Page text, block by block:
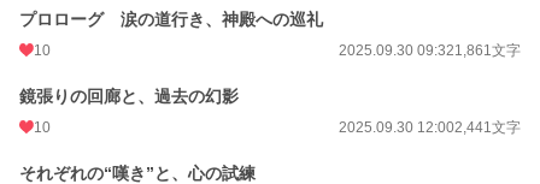
プロローグ 涙の道行き、神殿への巡礼
10 2025.09.30 09:321,861文字
鏡張りの回廊と、過去の幻影
10 2025.09.30 12:002,441文字
それぞれの“嘆き”と、心の試練